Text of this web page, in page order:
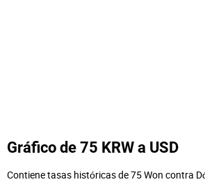
Gráfico de 75 KRW a USD
Contiene tasas históricas de 75 Won contra